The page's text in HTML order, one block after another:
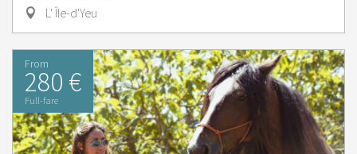
L' Île-d'Yeu
From
280 €
Full-fare